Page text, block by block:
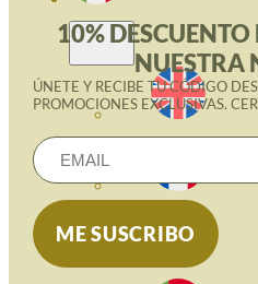
10%
NUESTRA
ÚNETE Y RECIBE TU CÓDIGO
PROMOCIONES EXCLUSIVAS.